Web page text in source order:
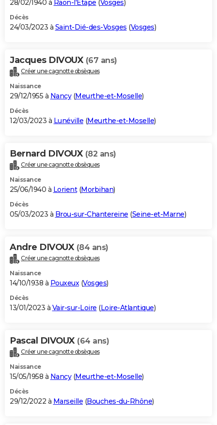
28/02/1940 à Raon-l'Étape (Vosges)
Décès
24/03/2023 à Saint-Dié-des-Vosges (Vosges)
Jacques DIVOUX (67 ans)
Créer une cagnotte obsèques
Naissance
29/12/1955 à Nancy(Meurthe-et-Moselle)
Décès
12/03/2023 à Lunéville (Meurthe-et-Moselle)
Bernard DIVOUX (82 ans)
Créer une cagnotte obsèques
Naissance
25/06/1940 à Lorient(Morbihan)
Décès
05/03/2023 à Brou-sur-Chantereine (Seine-et-Marne)
Andre DIVOUX (84 ans)
Créer une cagnotte obsèques
Naissance
14/10/1938 à Pouxeux(Vosges)
Décès
13/01/2023 à Vair-sur-Loire (Loire-Atlantique)
Pascal DIVOUX (64 ans)
Créer une cagnotte obsèques
Naissance
15/05/1958 à Nancy(Meurthe-et-Moselle)
Décès
29/12/2022 à Marseille (Bouches-du-Rhône)